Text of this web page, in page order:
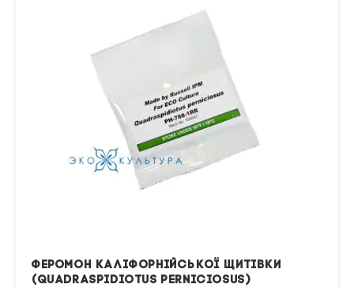
Феромон каліфорнійської щитівки
(Quadraspidiotus perniciosus)